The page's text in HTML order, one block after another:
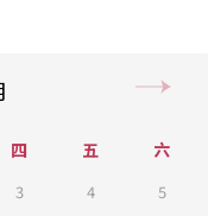
四 五 六
3 4
5